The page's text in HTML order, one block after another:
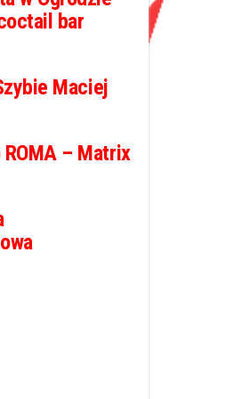
bar
Maciej
– Matrix